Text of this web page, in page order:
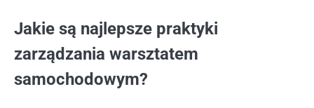
Jakie są najlepsze praktyki
zarządzania warsztatem
samochodowym?